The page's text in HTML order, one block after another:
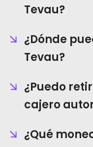
Tevau?
¿Dónde
Tevau?
¿Puedo
cajero
¿Qué